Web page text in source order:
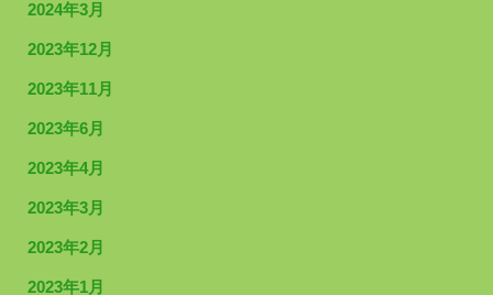
2024年3月
2023年12月
2023年11月
2023年6月
2023年4月
2023年3月
2023年2月
2023年1月